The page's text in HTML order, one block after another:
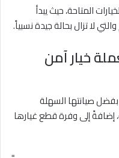
المتاحة، حيث يبدأ
خيار آمن
بفضل صيانتها السهلة
إضافةً إلى وفرة قطع غيارها